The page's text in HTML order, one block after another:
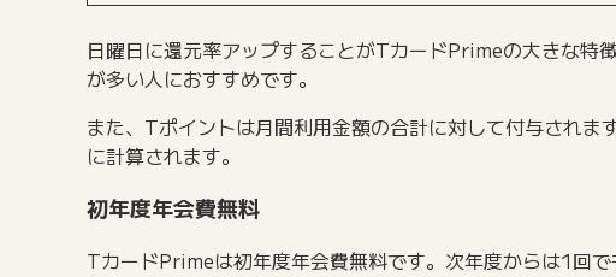
日曜日に還元率アップすることがTカードPrimeの大きな特
が多い人におすすめです。
また、Tポイントは月間利用金額の合計に対して付与され
に計算されます。
初年度年会費無料
TカードPrimeは初年度年会費無料です。次年度からは1回